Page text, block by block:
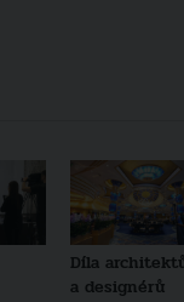
Díla
a designérů